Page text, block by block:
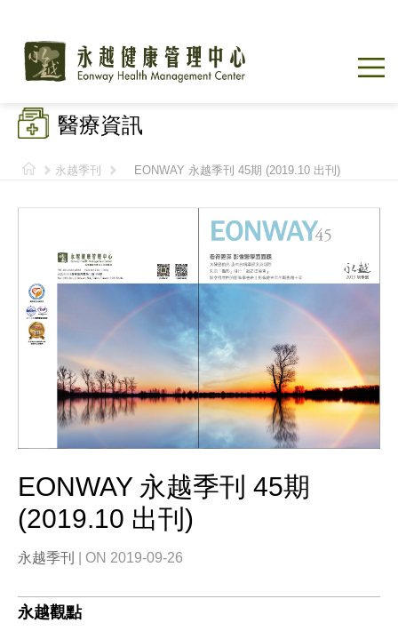
醫療資訊
永越季刊 EONWAY 永越季刊 45期 (2019.10 出刊)
EONWAY 永越季刊 45期
(2019.10 出刊)
永越季刊 | ON 2019-09-26
永越觀點